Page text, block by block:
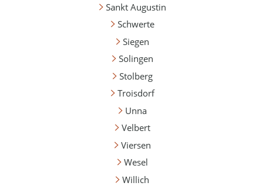
Sankt Augustin
Schwerte
Siegen
Solingen
Stolberg
Troisdorf
Unna
Velbert
Viersen
Wesel
Willich